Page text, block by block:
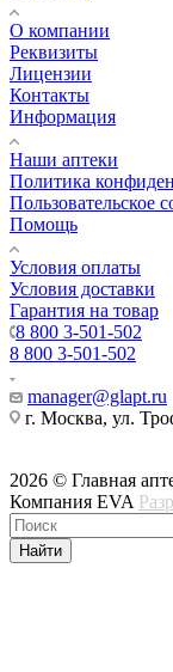
О компании
Реквизиты
Лицензии
Контакты
Информация
Наши аптеки
Политика
Пользовательское
Помощь
Условия оплаты
Условия доставки
Гарантия на товар
8 800 3-501-502
8 800 3-501-502
manager@glapt.ru
г. Москва, ул.
2026 © Главная
Компания EVA
Найти